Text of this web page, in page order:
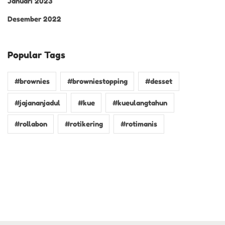
Desember 2022
Popular Tags
#brownies #browniestopping #desset
#jajananjadul #kue #kueulangtahun
#rollabon #rotikering #rotimanis